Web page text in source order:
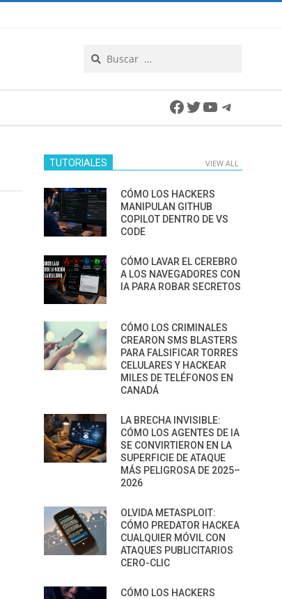
Facebook
Twitter
YouTube
TUTORIALES VIEW ALL
CÓMO LOS HACKERS
MANIPULAN GITHUB
COPILOT DENTRO DE VS
CODE
CÓMO LAVAR EL CEREBRO
A LOS NAVEGADORES CON
IA PARA ROBAR SECRETOS
CÓMO LOS CRIMINALES
CREARON SMS BLASTERS
PARA FALSIFICAR TORRES
CELULARES Y HACKEAR
MILES DE TELÉFONOS EN
CANADÁ
LA BRECHA INVISIBLE:
CÓMO LOS AGENTES DE IA
SE CONVIRTIERON EN LA
SUPERFICIE DE ATAQUE
MÁS PELIGROSA DE 2025–
2026
OLVIDA METASPLOIT:
CÓMO PREDATOR HACKEA
CUALQUIER MÓVIL CON
ATAQUES PUBLICITARIOS
CERO-CLIC
CÓMO LOS HACKERS